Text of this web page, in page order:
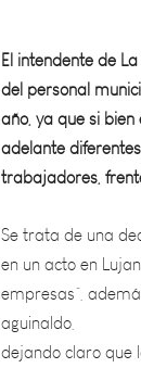
del personal
año, ya que si
adelante
trabajadores,
Se trata de una
en un acto en
empresas”,
aguinaldo,
dejando claro
cumplir el